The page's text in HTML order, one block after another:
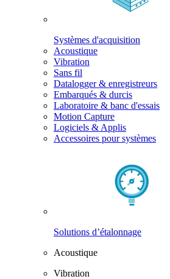
Systèmes d'acquisition
Acoustique
Vibration
Sans fil
Datalogger & enregistreurs
Embarqués & durcis
Laboratoire & banc d'essais
Motion Capture
Logiciels & Applis
Accessoires pour systèmes
Solutions d’étalonnage
Acoustique
Vibration